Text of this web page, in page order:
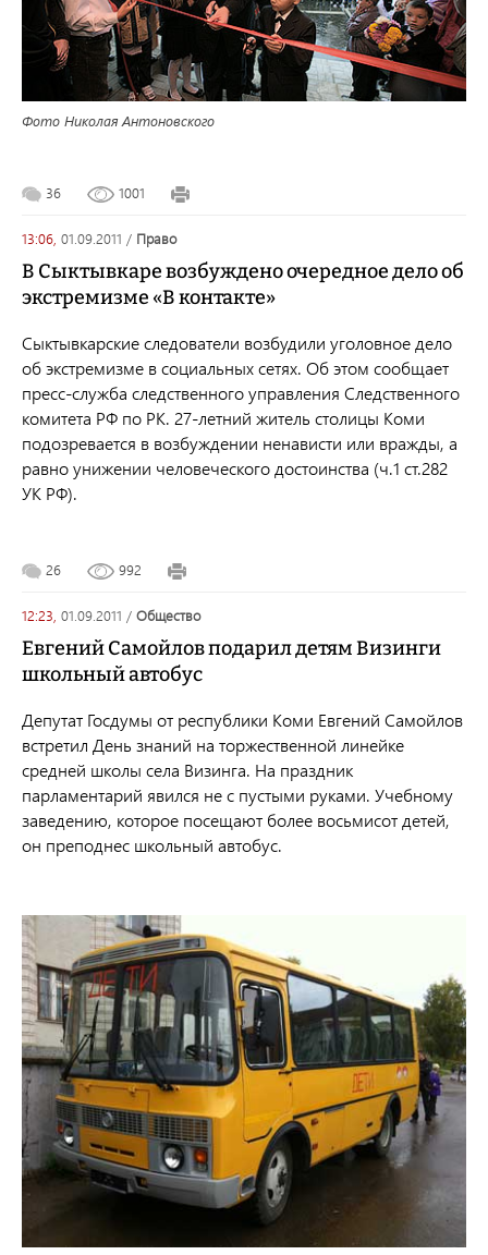
Фото Николая Антоновского
36 1001
13:06, 01.09.2011 / право
В Сыктывкаре возбуждено очередное дело об
экстремизме «В контакте»
Сыктывкарские следователи возбудили уголовное дело
об экстремизме в социальных сетях. Об этом сообщает
пресс-служба следственного управления Следственного
комитета РФ по РК. 27-летний житель столицы Коми
подозревается в возбуждении ненависти или вражды, а
равно унижении человеческого достоинства (ч.1 ст.282
УК РФ).
26 992
12:23, 01.09.2011 / общество
Евгений Самойлов подарил детям Визинги
школьный автобус
Депутат Госдумы от республики Коми Евгений Самойлов
встретил День знаний на торжественной линейке
средней школы села Визинга. На праздник
парламентарий явился не с пустыми руками. Учебному
заведению, которое посещают более восьмисот детей,
он преподнес школьный автобус.